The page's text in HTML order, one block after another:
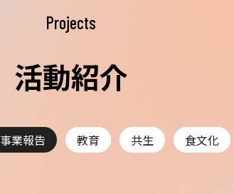
Projects
活動紹介
事業報告 教育 共生 食文化